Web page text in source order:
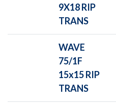
9X18 RIP
TRANS
WAVE
75/1F
15x15 RIP
TRANS